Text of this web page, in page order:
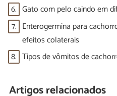
6. Gato com pelo caindo em
7. Enterogermina para
efeitos colaterais
8. Tipos de vômitos de
Artigos relacionados